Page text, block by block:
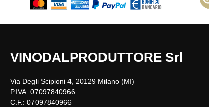
VINODALPRODUTTORE Srl
Via Degli Scipioni 4, 20129 Milano (MI)
P.IVA: 07097840966
C.F.: 07097840966